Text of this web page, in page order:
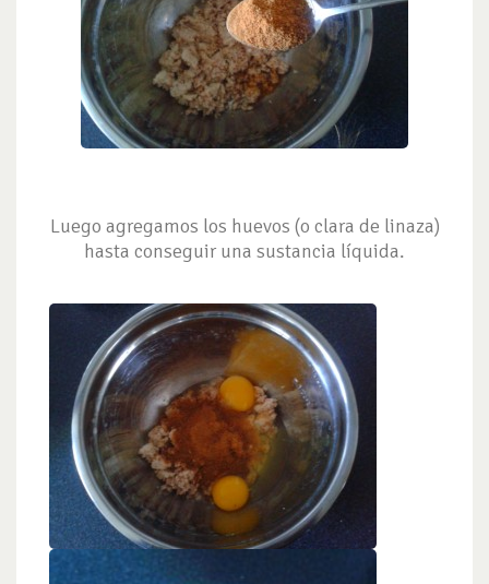
Luego agregamos los huevos (o clara de linaza)
hasta conseguir una sustancia líquida.